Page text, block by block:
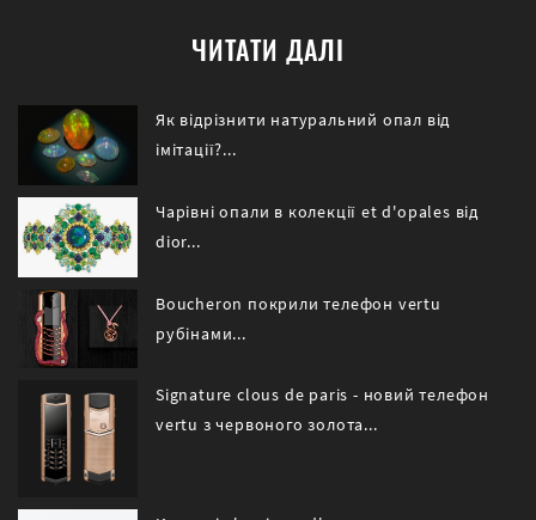
ЧИТАТИ ДАЛІ
Як відрізнити натуральний опал від
імітації?...
Чарівні опали в колекції et d'opales від
dior...
Boucheron покрили телефон vertu
рубінами...
Signature clous de paris - новий телефон
vertu з червоного золота...